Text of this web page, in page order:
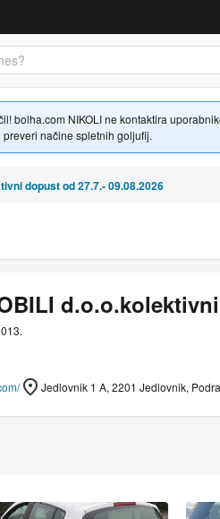
bolha.com NIKOLI ne kontaktira
načine spletnih goljufij.
dopust od 27.7.- 09.08.2026
Jedlovnik 1 A, 2201 Jedlovnik,